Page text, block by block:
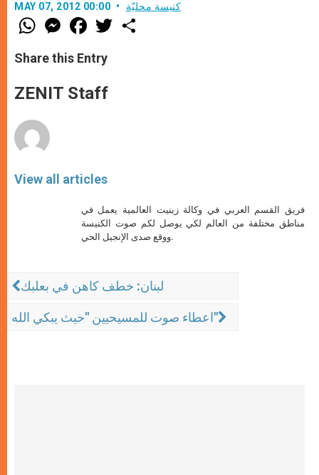
MAY 07, 2012 00:00 كنيسة محليّة
W
h
t
s
p
p
M
e
s
e
g
e
F
a
e
b
o
k
w
Share this Entry
ZENIT Staff
View all articles
فريق القسم العربي في وكالة زينيت العالمية يعمل في
مناطق مختلفة من العالم لكي يوصل لكم صوت الكنيسة
ووقع صدى الإنجيل الحي.
لبنان: خطف كاهن في بعلبك
اعطاء صوت للمسيحيين "حيث يبكي الله"